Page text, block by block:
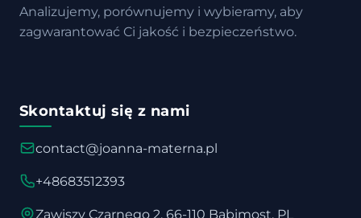
Analizujemy, porównujemy i wybieramy, aby
zagwarantować Ci jakość i bezpieczeństwo.
Skontaktuj się z nami
contact@joanna-materna.pl
+48683512393
Zawiszy Czarnego 2, 66-110 Babimost, PL